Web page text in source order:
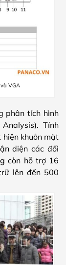
VGA
phân tích hình
Tính
khuôn mặt
diện các đối
còn hỗ trợ 16
lên đến 500